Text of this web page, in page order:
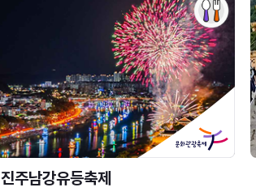
진주남강유등축제